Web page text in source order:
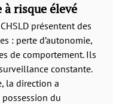
risque élevé
présentent des
: perte d’autonomie,
de comportement. Ils
constante.
la direction a
du